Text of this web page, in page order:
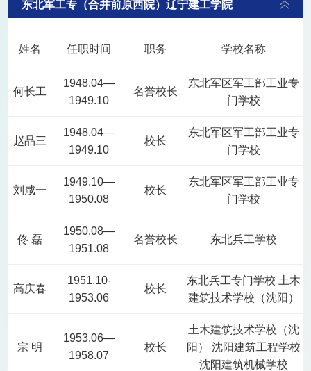
东北军工专（合并前原西院）辽宁建工学院
姓名 任职时间 职务 学校名称
何长工
1948.04—
1949.10
名誉校长
东北军区军工部工业专
门学校
赵品三
1948.04—
1949.10
校长
东北军区军工部工业专
门学校
刘咸一
1949.10—
1950.08
校长
东北军区军工部工业专
门学校
佟 磊
1950.08—
1951.08
名誉校长 东北兵工学校
高庆春
1951.10-
1953.06
校长
东北兵工专门学校 土木
建筑技术学校（沈阳）
宗 明
1953.06—
1958.07
校长
土木建筑技术学校（沈
阳） 沈阳建筑工程学校
沈阳建筑机械学校